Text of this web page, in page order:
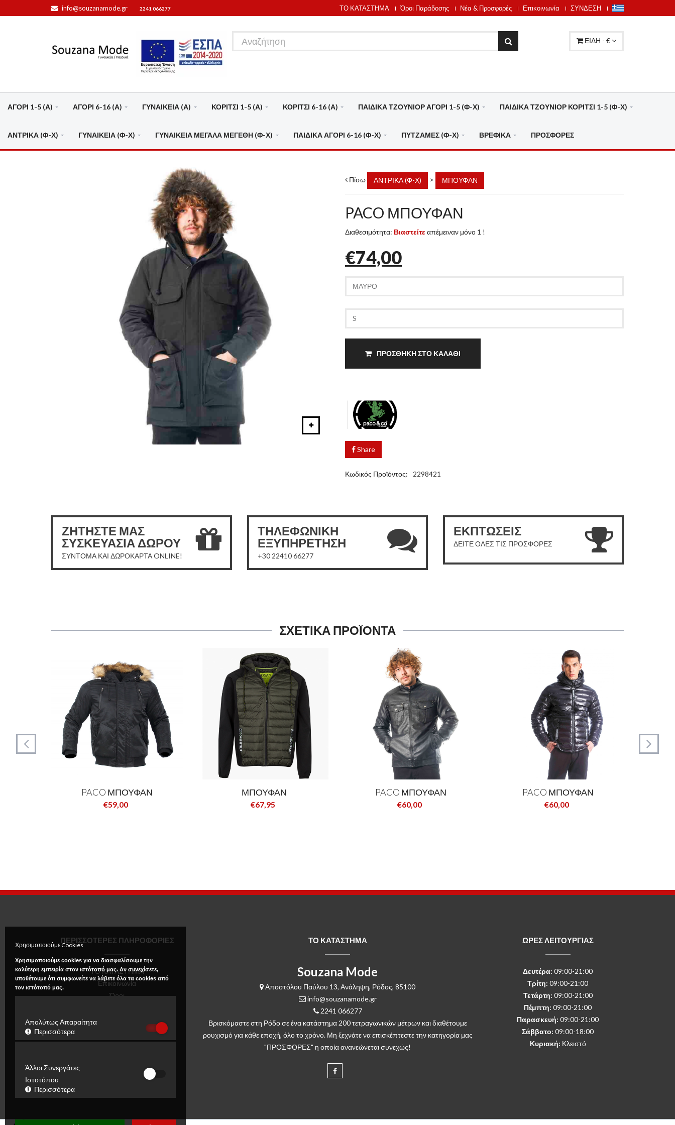
info@souzanamode.gr 2241 066277 ΤΟ ΚΑΤΑΣΤΗΜΑ Όροι Παράδοσης Νέα & Προσφορές Επικοινωνία ΣΥΝΔΕΣΗ
ΕΙΔΗ - €
ΑΓΟΡΙ 1-5 (Α) ΑΓΟΡΙ 6-16 (Α) ΓΥΝΑΙΚΕΙΑ (Α) ΚΟΡΙΤΣΙ 1-5 (Α) ΚΟΡΙΤΣΙ 6-16 (Α) ΠΑΙΔΙΚΑ ΤΖΟΥΝΙΟΡ ΑΓΟΡΙ 1-5 (Φ-Χ) ΠΑΙΔΙΚΑ ΤΖΟΥΝΙΟΡ ΚΟΡΙΤΣΙ 1-5 (Φ-Χ)
ΑΝΤΡΙΚΑ (Φ-Χ) ΓΥΝΑΙΚΕΙΑ (Φ-Χ) ΓΥΝΑΙΚΕΙΑ ΜΕΓΑΛΑ ΜΕΓΕΘΗ (Φ-Χ) ΠΑΙΔΙΚΑ ΑΓΟΡΙ 6-16 (Φ-Χ) ΠΥΤΖΑΜΕΣ (Φ-Χ) ΒΡΕΦΙΚΑ ΠΡΟΣΦΟΡΕΣ
Πίσω ΑΝΤΡΙΚΑ (Φ-Χ) > ΜΠΟΥΦΑΝ
PACO ΜΠΟΥΦΑΝ
Διαθεσιμότητα: Βιαστείτεαπέμειναν μόνο 1 !
€74,00
ΠΡΟΣΘΗΚΗ ΣΤΟ ΚΑΛΑΘΙ
Share
Κωδικός Προϊόντος: 2298421
ΖΗΤΗΣΤΕ ΜΑΣ
ΣΥΣΚΕΥΑΣΙΑ ΔΩΡΟΥ
ΣΥΝΤΟΜΑ ΚΑΙ ΔΩΡΟΚΑΡΤΑ ONLINE!
ΤΗΛΕΦΩΝΙΚΗ
ΕΞΥΠΗΡΕΤΗΣΗ
+30 22410 66277
ΕΚΠΤΩΣΕΙΣ
ΔΕΙΤΕ ΟΛΕΣ ΤΙΣ ΠΡΟΣΦΟΡΕΣ
ΣΧΕΤΙΚΑ ΠΡΟΪΟΝΤΑ
PACO ΜΠΟΥΦΑΝ
€59,00
ΜΠΟΥΦΑΝ
€67,95
PACO ΜΠΟΥΦΑΝ
€60,00
PACO ΜΠΟΥΦΑΝ
€60,00
ΠΕΡΙΣΣΟΤΕΡΕΣ ΠΛΗΡΟΦΟΡΙΕΣ
ΤΟ ΚΑΤΑΣΤΗΜΑ
Επικοινωνία
Όροι
ΤΟ ΚΑΤΑΣΤΗΜΑ
Souzana Mode
Αποστόλου Παύλου 13, Ανάληψη, Ρόδος, 85100
info@souzanamode.gr
2241 066277
Βρισκόμαστε στη Ρόδο σε ένα κατάστημα 200 τετραγωνικών μέτρων και διαθέτουμε
ρουχισμό για κάθε εποχή, όλο το χρόνο. Μη ξεχνάτε να επισκέπτεστε την κατηγορία μας
"ΠΡΟΣΦΟΡΕΣ" η οποία ανανεώνεται συνεχώς!
ΩΡΕΣ ΛΕΙΤΟΥΡΓΙΑΣ
Δευτέρα: 09:00-21:00
Τρίτη: 09:00-21:00
Τετάρτη: 09:00-21:00
Πέμπτη: 09:00-21:00
Παρασκευή: 09:00-21:00
Σάββατο: 09:00-18:00
Κυριακή: Κλειστό
Χρησιμοποιούμε Cookies
Χρησιμοποιούμε cookies για να διασφαλίσουμε την
καλύτερη εμπειρία στον ιστότοπό μας. Αν συνεχίσετε,
υποθέτουμε ότι συμφωνείτε να λάβετε όλα τα cookies από
τον ιστότοπό μας.
Απολύτως Απαραίτητα
Περισσότερα
Άλλοι Συνεργάτες
Ιστοτόπου
Περισσότερα